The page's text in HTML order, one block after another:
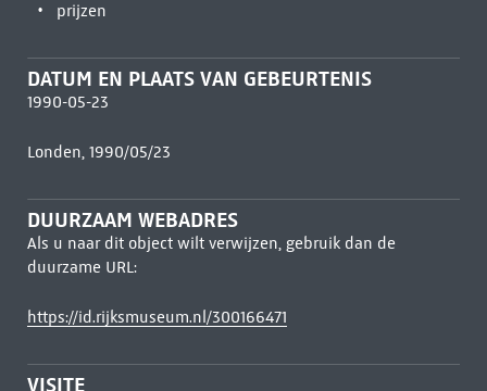
prijzen
DATUM EN PLAATS VAN GEBEURTENIS
1990-05-23
Londen, 1990/05/23
DUURZAAM WEBADRES
Als u naar dit object wilt verwijzen, gebruik dan de
duurzame URL:
https://id.rijksmuseum.nl/300166471
VISITE